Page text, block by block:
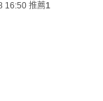
16:50 推薦1